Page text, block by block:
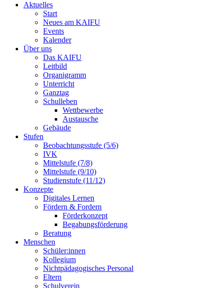
Aktuelles
Start
Neues am KAIFU
Events
Kalender
Über uns
Das KAIFU
Leitbild
Organigramm
Unterricht
Ganztag
Schulleben
Wettbewerbe
Austausche
Gebäude
Stufen
Beobachtungsstufe (5/6)
IVK
Mittelstufe (7/8)
Mittelstufe (9/10)
Studienstufe (11/12)
Konzepte
Digitales Lernen
Fördern & Fordern
Förderkonzept
Begabungsförderung
Beratung
Menschen
Schüler:innen
Kollegium
Nichtpädagogisches Personal
Eltern
Schulverein